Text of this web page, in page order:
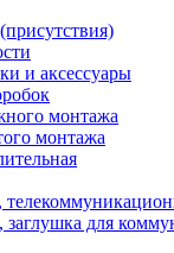
и аксессуары
монтажа
монтажа
заглушка для